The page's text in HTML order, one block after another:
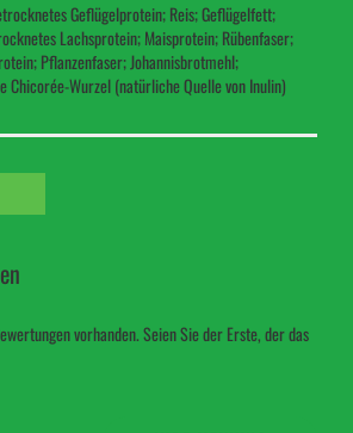
Geflügelprotein; Reis; Geflügelfett;
Lachsprotein; Maisprotein; Rübenfaser;
Pflanzenfaser; Johannisbrotmehl;
Chicorée-Wurzel (natürliche Quelle von Inulin)
vorhanden. Seien Sie der Erste, der das